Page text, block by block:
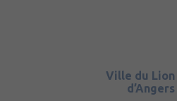
Ville du Lion
d’Angers